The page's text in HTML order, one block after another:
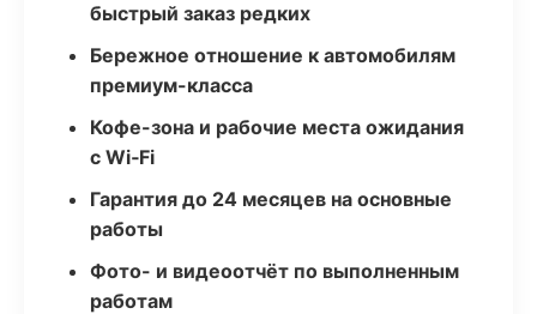
быстрый заказ редких
Бережное отношение к автомобилям
премиум-класса
Кофе-зона и рабочие места ожидания
с Wi‑Fi
Гарантия до 24 месяцев на основные
работы
Фото- и видеоотчёт по выполненным
работам